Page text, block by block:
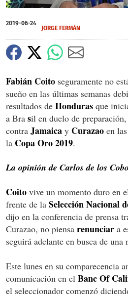
of
1
32
seconds
2019-06-24
JORGE FERMÁN
Fabián Coito seguramente no
sueño en las últimas semanas
resultados de Honduras que
a Bra sil en duelo de
contra Jamaica y Curazao en
la Copa Oro2019.
La opinión de Carlos de los
Coito vive un momento duro en
frente de la Selección Nacional
dijo en la conferencia de prensa
Curazao, no piensa renunciar a
seguirá adelante en busca de
Este lunes en su comparecencia
comunicación en el Banc Of
el seleccionador comenzó